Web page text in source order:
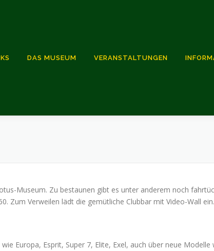
DAS MUSEUM VERANSTALTUNGEN
Museum. Zu bestaunen gibt es unter anderem noch
Zum Verweilen lädt die gemütliche Clubbar mit Video-Wall ein.
Europa, Esprit, Super 7, Elite, Exel, auch über neue Modelle